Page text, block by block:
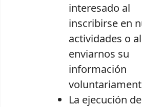
interesado al
inscribirse en
actividades o al
enviarnos su
información
La ejecución